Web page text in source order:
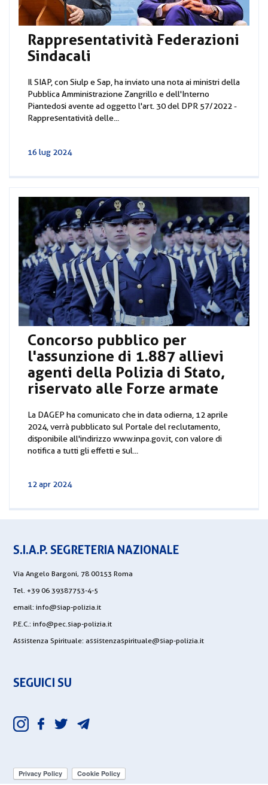
Rappresentatività Federazioni
Sindacali
Il SIAP, con Siulp e Sap, ha inviato una nota ai ministri della
Pubblica Amministrazione Zangrillo e dell'Interno
Piantedosi avente ad oggetto l'art. 30 del DPR 57/2022 -
Rappresentatività delle...
16 lug 2024
Concorso pubblico per
l'assunzione di 1.887 allievi
agenti della Polizia di Stato,
riservato alle Forze armate
La DAGEP ha comunicato che in data odierna, 12 aprile
2024, verrà pubblicato sul Portale del reclutamento,
disponibile all'indirizzo www.inpa.gov.it, con valore di
notifica a tutti gli effetti e sul...
12 apr 2024
S.I.A.P. SEGRETERIA NAZIONALE
Via Angelo Bargoni, 78 00153 Roma
Tel. +39 06 39387753-4-5
email: info@siap-polizia.it
P.E.C.: info@pec.siap-polizia.it
Assistenza Spirituale: assistenzaspirituale@siap-polizia.it
SEGUICI SU